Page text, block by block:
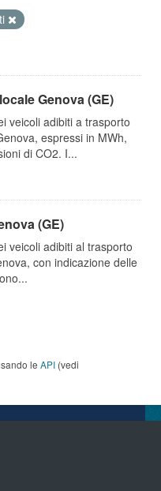
Genova (GE)
veicoli adibiti a trasporto
espressi in MWh,
di CO2. I...
(GE)
veicoli adibiti al trasporto
con indicazione delle
le API (vedi